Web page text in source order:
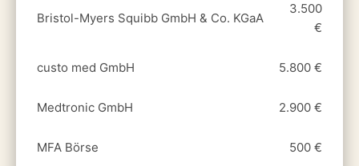
Bristol-Myers Squibb GmbH & Co. KGaA
3.500
€
custo med GmbH 5.800 €
Medtronic GmbH 2.900 €
MFA Börse 500 €